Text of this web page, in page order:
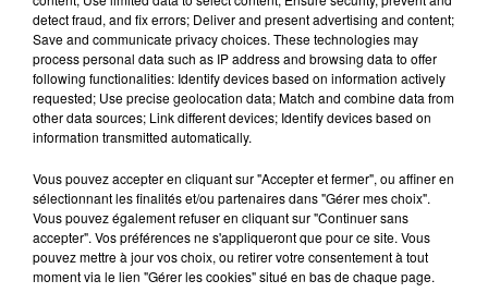
Lecture (4 min 13 sec)
100%
100% Radio les infos du Comminges
15 mai 2025 - 4 min 13 sec
LES INFOS DU COMMINGES DU 15/05/2025 À
06H58
detect fraud, and fix errors; Deliver and present advertising and content;
Save and communicate privacy choices. These technologies may
process personal data such as IP address and browsing data to offer
following functionalities: Identify devices based on information actively
requested; Use precise geolocation data; Match and combine data from
other data sources; Link different devices; Identify devices based on
information transmitted automatically.
Vous pouvez accepter en cliquant sur "Accepter et fermer", ou affiner en
sélectionnant les finalités et/ou partenaires dans "Gérer mes choix".
Vous pouvez également refuser en cliquant sur "Continuer sans
accepter". Vos préférences ne s'appliqueront que pour ce site. Vous
pouvez mettre à jour vos choix, ou retirer votre consentement à tout
moment via le lien "Gérer les cookies" situé en bas de chaque page.